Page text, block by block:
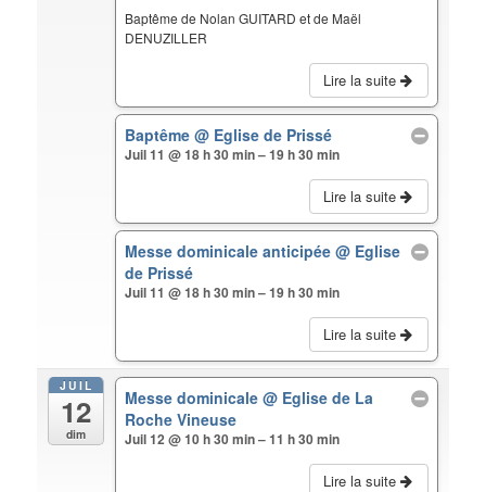
Baptême de Nolan GUITARD et de Maël
DENUZILLER
Lire la suite
Baptême @ Eglise de Prissé
Juil 11 @ 18 h 30 min – 19 h 30 min
Lire la suite
Messe dominicale anticipée @ Eglise
de Prissé
Juil 11 @ 18 h 30 min – 19 h 30 min
Lire la suite
JUIL
12
dim
Messe dominicale @ Eglise de La
Roche Vineuse
Juil 12 @ 10 h 30 min – 11 h 30 min
Lire la suite